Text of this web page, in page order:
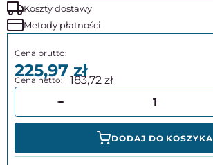
Koszty dostawy
Metody płatności
225,97183,72
DODAJ DO KOSZYKA